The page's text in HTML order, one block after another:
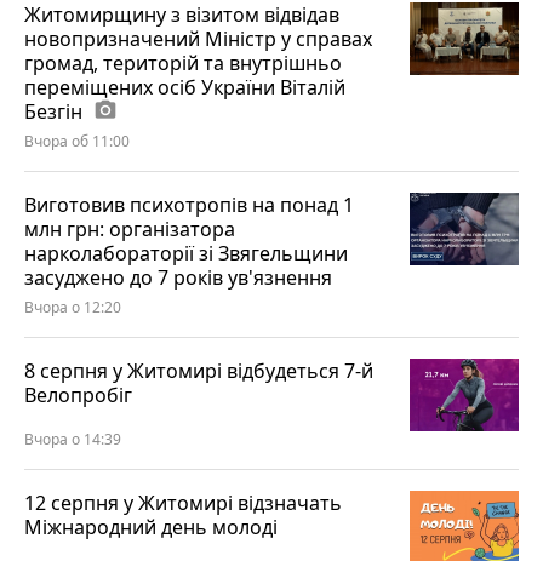
Житомирщину з візитом відвідав
новопризначений Міністр у справах
громад, територій та внутрішньо
переміщених осіб України Віталій
Безгін photo_camera
Вчора об 11:00
Виготовив психотропів на понад 1
млн грн: організатора
нарколабораторії зі Звягельщини
засуджено до 7 років ув'язнення
Вчора о 12:20
8 серпня у Житомирі відбудеться 7-й
Велопробіг
Вчора о 14:39
12 серпня у Житомирі відзначать
Міжнародний день молоді